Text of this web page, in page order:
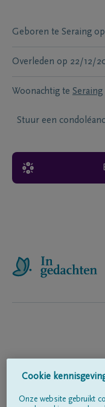
Geboren te Seraing op
Overleden op 22/12/
Woonachtig te Seraing
Stuur een
Cookie
Onze website gebruikt